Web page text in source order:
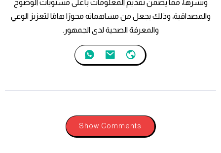
ونشرها، مما يضمن تقديم المعلومات بأعلى مستويات الوضوح
والمصداقية، وذلك يجعل من مساهماته محورًا هامًا لتعزيز الوعي
والمعرفة الصحية لدى الجمهور.
Show Comments